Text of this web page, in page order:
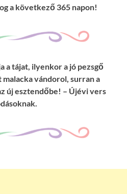
a következő 365 napon!
a tájat, ilyenkor a jó pezsgő
vándorol, surran a
új esztendőbe! – Újévi vers